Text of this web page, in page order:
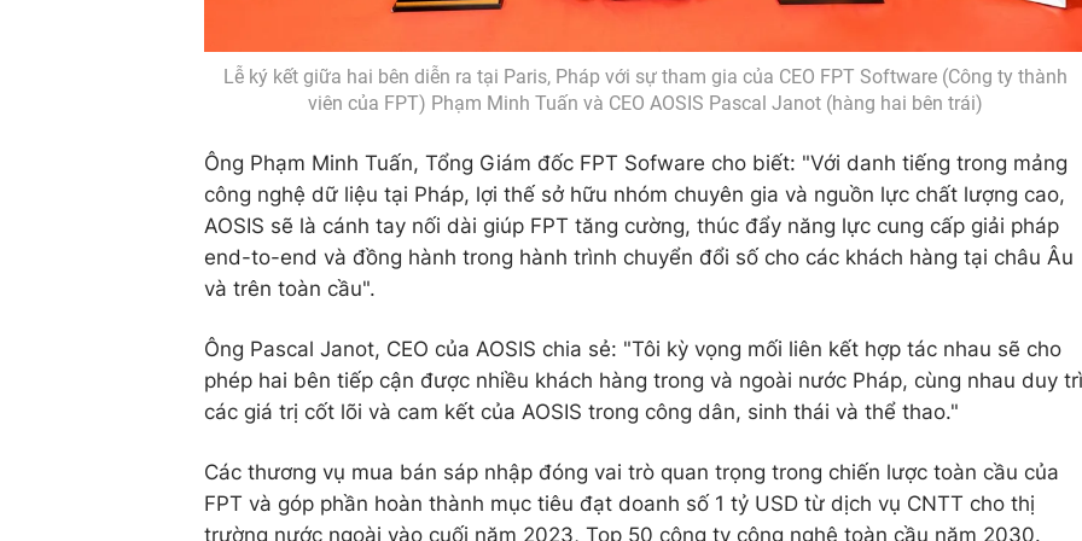
Lễ ký kết giữa hai bên diễn ra tại Paris, Pháp với sự tham gia của CEO FPT Software (Công ty thành
viên của FPT) Phạm Minh Tuấn và CEO AOSIS Pascal Janot (hàng hai bên trái)
Ông Phạm Minh Tuấn, Tổng Giám đốc FPT Sofware cho biết: "Với danh tiếng trong mảng
công nghệ dữ liệu tại Pháp, lợi thế sở hữu nhóm chuyên gia và nguồn lực chất lượng cao,
AOSIS sẽ là cánh tay nối dài giúp FPT tăng cường, thúc đẩy năng lực cung cấp giải pháp
end-to-end và đồng hành trong hành trình chuyển đổi số cho các khách hàng tại châu Âu
và trên toàn cầu".
Ông Pascal Janot, CEO của AOSIS chia sẻ: "Tôi kỳ vọng mối liên kết hợp tác nhau sẽ cho
phép hai bên tiếp cận được nhiều khách hàng trong và ngoài nước Pháp, cùng nhau duy trì
các giá trị cốt lõi và cam kết của AOSIS trong công dân, sinh thái và thể thao."
Các thương vụ mua bán sáp nhập đóng vai trò quan trọng trong chiến lược toàn cầu của
FPT và góp phần hoàn thành mục tiêu đạt doanh số 1 tỷ USD từ dịch vụ CNTT cho thị
trường nước ngoài vào cuối năm 2023, Top 50 công ty công nghệ toàn cầu năm 2030.